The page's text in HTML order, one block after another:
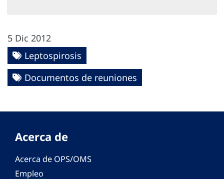
5 Dic 2012
Leptospirosis
Documentos de reuniones
Acerca de
Acerca de OPS/OMS
Empleo